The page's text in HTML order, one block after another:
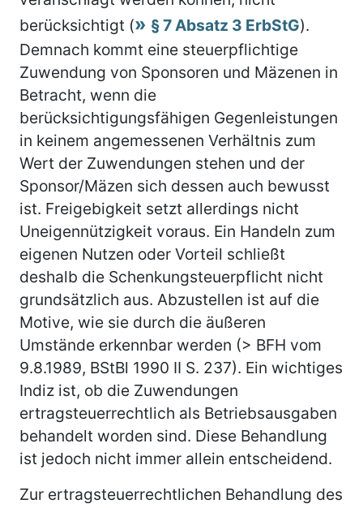
berücksichtigt (
§ 7 Absatz 3 ErbStG).
Demnach kommt eine steuerpflichtige
Zuwendung von Sponsoren und Mäzenen in
Betracht, wenn die
berücksichtigungsfähigen Gegenleistungen
in keinem angemessenen Verhältnis zum
Wert der Zuwendungen stehen und der
Sponsor/Mäzen sich dessen auch bewusst
ist. Freigebigkeit setzt allerdings nicht
Uneigennützigkeit voraus. Ein Handeln zum
eigenen Nutzen oder Vorteil schließt
deshalb die Schenkungsteuerpflicht nicht
grundsätzlich aus. Abzustellen ist auf die
Motive, wie sie durch die äußeren
Umstände erkennbar werden (> BFH vom
9.8.1989, BStBl 1990 II S. 237). Ein wichtiges
Indiz ist, ob die Zuwendungen
ertragsteuerrechtlich als Betriebsausgaben
behandelt worden sind. Diese Behandlung
ist jedoch nicht immer allein entscheidend.
Zur ertragsteuerrechtlichen Behandlung des